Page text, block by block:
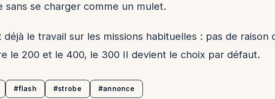
sans se charger comme un mulet.
déjà le travail sur les missions habituelles : pas de
le 200 et le 400, le 300 II devient le choix par défaut.
#flash #strobe #annonce